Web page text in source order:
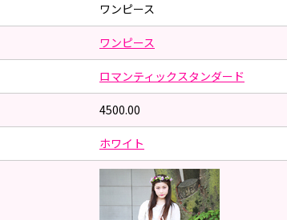
ワンピース
ワンピース
ロマンティックスタンダード
4500.00
ホワイト